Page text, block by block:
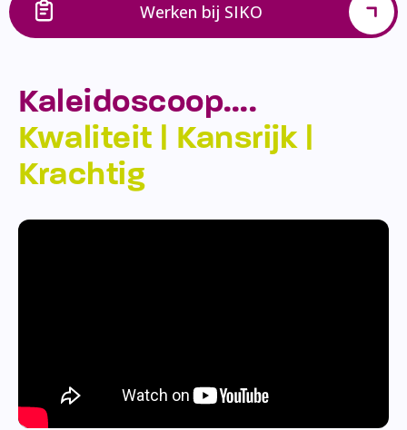
Werken bij SIKO
Kaleidoscoop….
Kwaliteit | Kansrijk |
Krachtig